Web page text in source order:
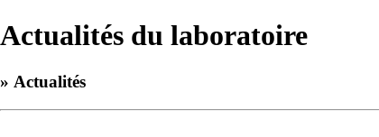
Actualités du laboratoire
» Actualités